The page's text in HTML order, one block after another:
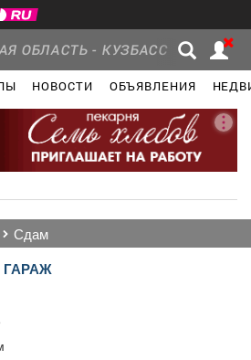
ОБЛАСТЬ - КУЗБАСС
НОВОСТИ ОБЪЯВЛЕНИЯ
Новости
сдам